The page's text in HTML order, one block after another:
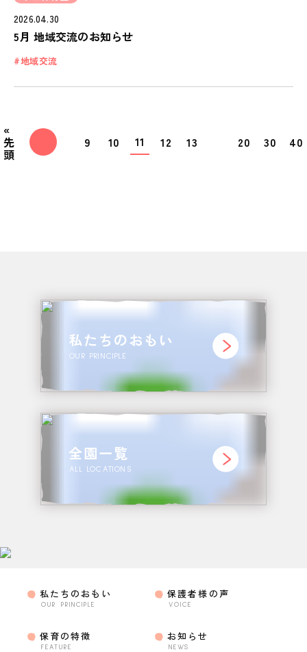
2026.04.30
5月 地域交流のお知らせ
地域交流
«
先
頭
9 10 11 12 13 20 30 40
私たちのおもい
OUR PRINCIPLE
全園一覧
ALL LOCATIONS
私たちのおもい
OUR PRINCIPLE
保育の特徴
FEATURE
保護者様の声
VOICE
お知らせ
NEWS